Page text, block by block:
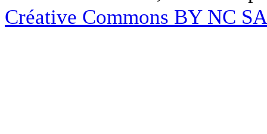
Créative Commons BY NC SA